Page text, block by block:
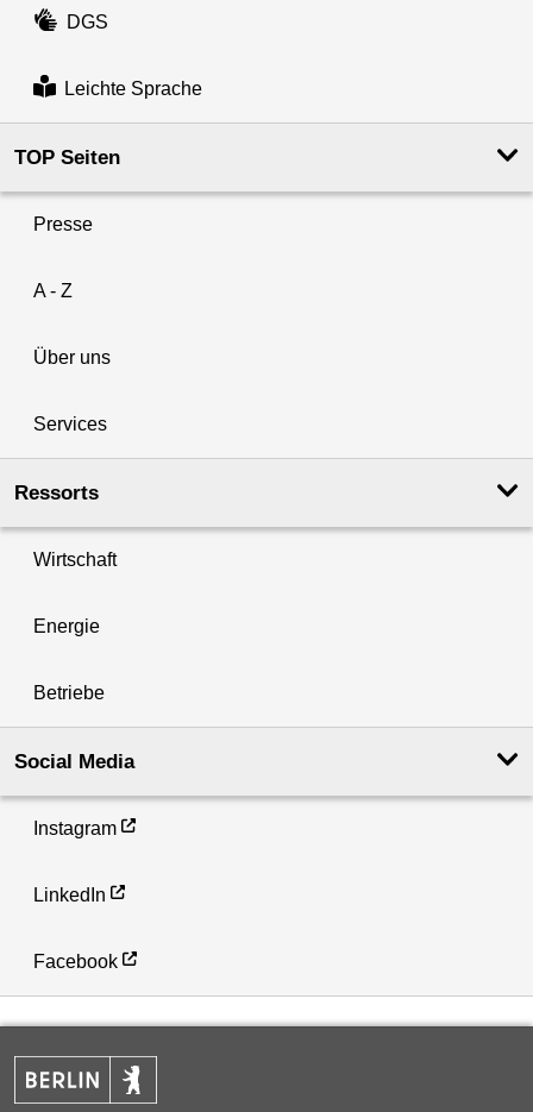
DGS
Leichte Sprache
TOP Seiten
Presse
A - Z
Über uns
Services
Ressorts
Wirtschaft
Energie
Betriebe
Social Media
Instagram
LinkedIn
Facebook